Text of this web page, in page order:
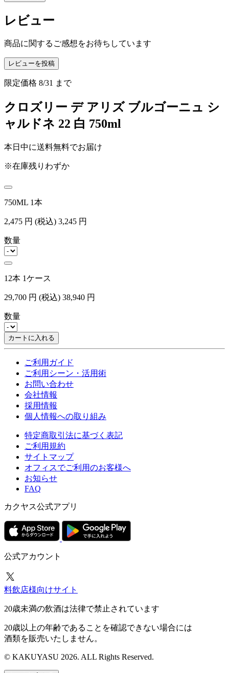
レビュー
商品に関するご感想をお待ちしています
レビューを投稿
限定価格 8/31 まで
クロズリー デ アリズ ブルゴーニュ シ
ャルドネ 22 白 750ml
本日中に送料無料でお届け
※在庫残りわずか
750ML 1本
2,475 円 (税込) 3,245 円
数量
12本 1ケース
29,700 円 (税込) 38,940 円
数量
カートに入れる
ご利用ガイド
ご利用シーン・活用術
お問い合わせ
会社情報
採用情報
個人情報への取り組み
特定商取引法に基づく表記
ご利用規約
サイトマップ
オフィスでご利用のお客様へ
お知らせ
FAQ
カクヤス公式アプリ
公式アカウント
料飲店様向けサイト
20歳未満の飲酒は法律で禁止されています
20歳以上の年齢であることを確認できない場合には
酒類を販売いたしません。
© KAKUYASU 2026. ALL Rights Reserved.